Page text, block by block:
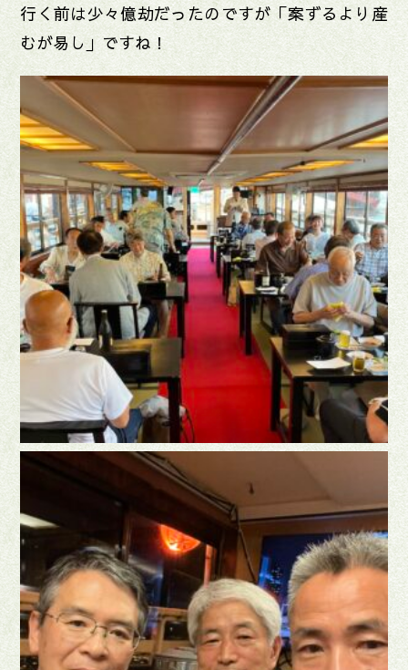
行く前は少々億劫だったのですが「案ずるより産
むが易し」ですね！